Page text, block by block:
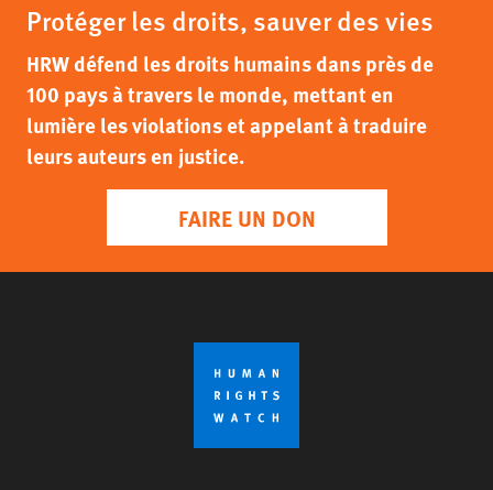
Protéger les droits, sauver des vies
HRW défend les droits humains dans près de
100 pays à travers le monde, mettant en
lumière les violations et appelant à traduire
leurs auteurs en justice.
FAIRE UN DON